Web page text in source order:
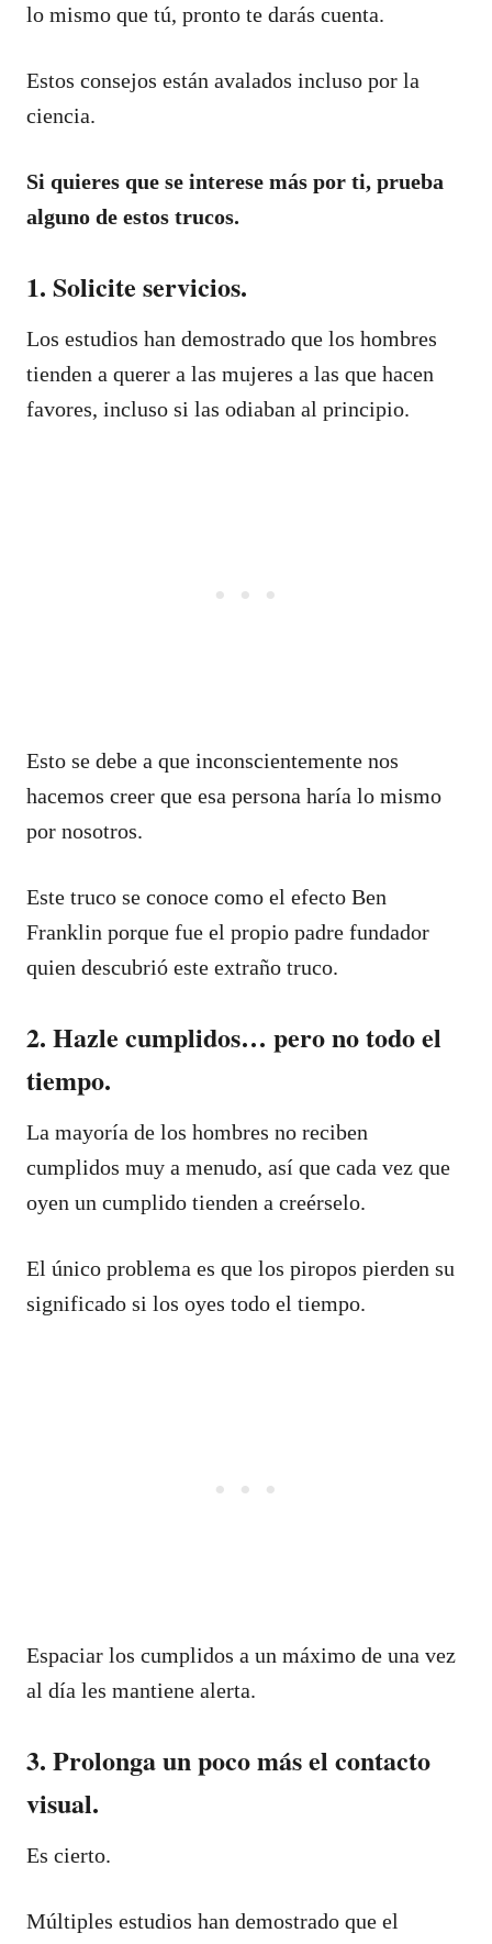
lo mismo que tú, pronto te darás cuenta.
Estos consejos están avalados incluso por la
ciencia.
Si quieres que se interese más por ti, prueba
alguno de estos trucos.
1. Solicite servicios.
Los estudios han demostrado que los hombres
tienden a querer a las mujeres a las que hacen
favores, incluso si las odiaban al principio.
Esto se debe a que inconscientemente nos
hacemos creer que esa persona haría lo mismo
por nosotros.
Este truco se conoce como el efecto Ben
Franklin porque fue el propio padre fundador
quien descubrió este extraño truco.
2. Hazle cumplidos… pero no todo el
tiempo.
La mayoría de los hombres no reciben
cumplidos muy a menudo, así que cada vez que
oyen un cumplido tienden a creérselo.
El único problema es que los piropos pierden su
significado si los oyes todo el tiempo.
Espaciar los cumplidos a un máximo de una vez
al día les mantiene alerta.
3. Prolonga un poco más el contacto
visual.
Es cierto.
Múltiples estudios han demostrado que el